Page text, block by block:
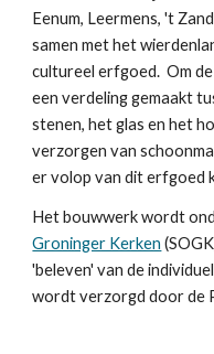
Eenum, Leermens, 't
samen met het
cultureel erfgoed. Om
een verdeling gemaakt
stenen, het glas en het
verzorgen van
er volop van dit erfgoed
Het bouwwerk wordt
Groninger Kerken
'beleven' van de
wordtverzorgd door de